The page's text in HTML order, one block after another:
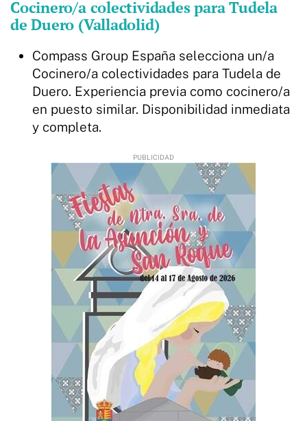
Cocinero/a colectividades para Tudela
de Duero (Valladolid)
Compass Group España selecciona un/a
Cocinero/a colectividades para Tudela de
Duero. Experiencia previa como cocinero/a
en puesto similar. Disponibilidad inmediata
y completa.